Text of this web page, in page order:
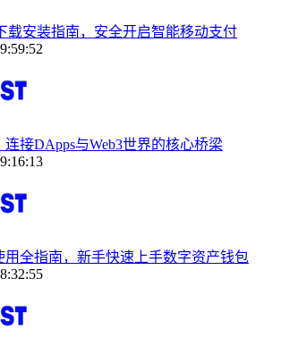
载安装指南，安全开启智能移动支付
连接DApps与Web3世界的核心桥梁
用全指南，新手快速上手数字资产钱包